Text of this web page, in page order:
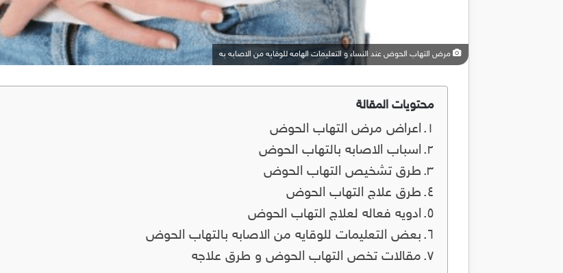
مرض التهاب الحوض عند النساء و التعليمات الهامه للوقايه من الاصابه به
محتويات المقالة
اعراض مرض التهاب الحوض
اسباب الاصابه بالتهاب الحوض
طرق تشخيص التهاب الحوض
طرق علاج التهاب الحوض
ادويه فعاله لعلاج التهاب الحوض
بعض التعليمات للوقايه من الاصابه بالتهاب الحوض
مقالات تخص التهاب الحوض و طرق علاجه